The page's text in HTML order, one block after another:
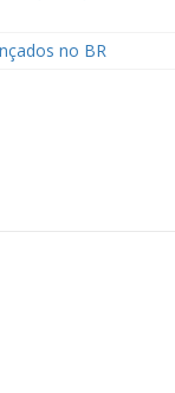
no BR